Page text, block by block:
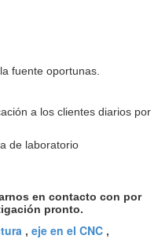
fuente oportunas.
a los clientes diarios por
de laboratorio
en contacto con por
pronto.
, eje en el CNC ,